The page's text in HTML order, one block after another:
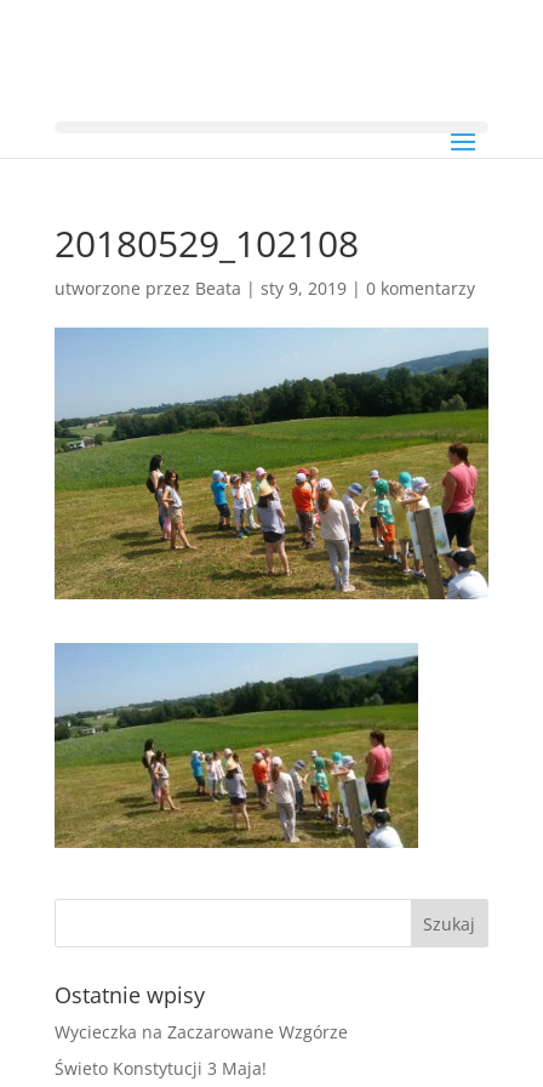
20180529_102108
utworzone przez Beata | sty 9, 2019| 0 komentarzy
Ostatnie wpisy
Wycieczka na Zaczarowane Wzgórze
Świeto Konstytucji 3 Maja!